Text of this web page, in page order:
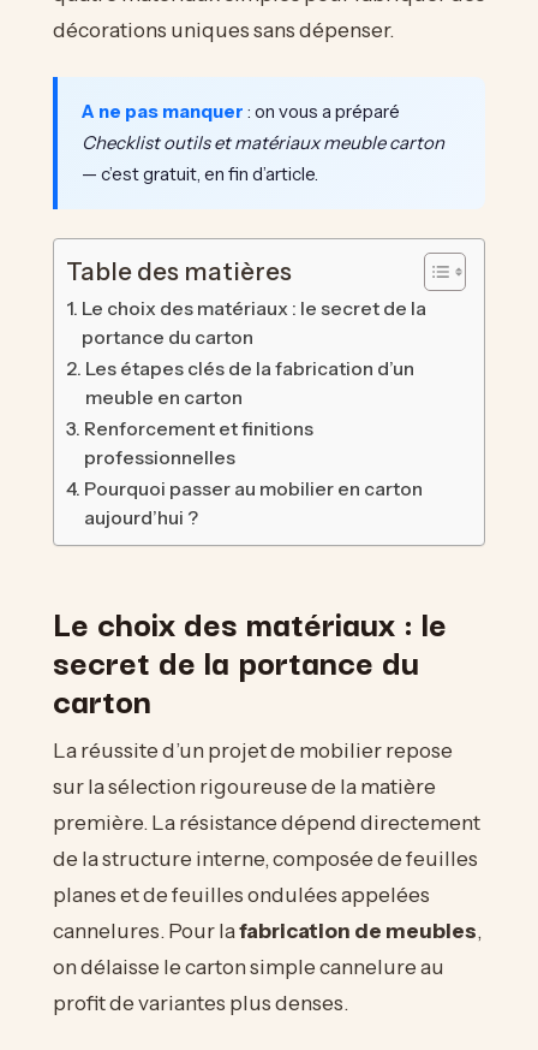
décorations uniques sans dépenser.
A ne pas manquer : on vous a préparé
Checklist outils et matériaux meuble carton
— c’est gratuit, en fin d’article.
Table des matières
Le choix des matériaux : le secret de la
portance du carton
Les étapes clés de la fabrication d’un
meuble en carton
Renforcement et finitions
professionnelles
Pourquoi passer au mobilier en carton
aujourd’hui ?
Le choix des matériaux : le
secret de la portance du
carton
La réussite d’un projet de mobilier repose
sur la sélection rigoureuse de la matière
première. La résistance dépend directement
de la structure interne, composée de feuilles
planes et de feuilles ondulées appelées
cannelures. Pour lafabrication de meubles,
on délaisse le carton simple cannelure au
profit de variantes plus denses.